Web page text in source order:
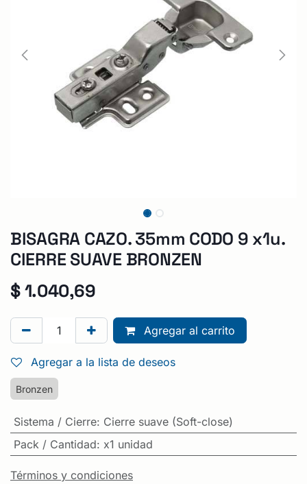
BISAGRA CAZO. 35mm CODO 9 x1u.
CIERRE SUAVE BRONZEN
$1.040,69
Agregar al carrito
Agregar a la lista de deseos
Bronzen
Sistema / Cierre: Cierre suave (Soft-close)
Pack / Cantidad: x1 unidad
Términos y condiciones